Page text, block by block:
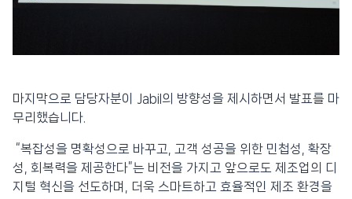
마지막으로 담당자분이 Jabil의 방향성을 제시하면서 발표를 마
무리했습니다.
“복잡성을 명확성으로 바꾸고, 고객 성공을 위한 민첩성, 확장
성, 회복력을 제공한다”는 비전을 가지고 앞으로도 제조업의 디
지털 혁신을 선도하며, 더욱 스마트하고 효율적인 제조 환경을